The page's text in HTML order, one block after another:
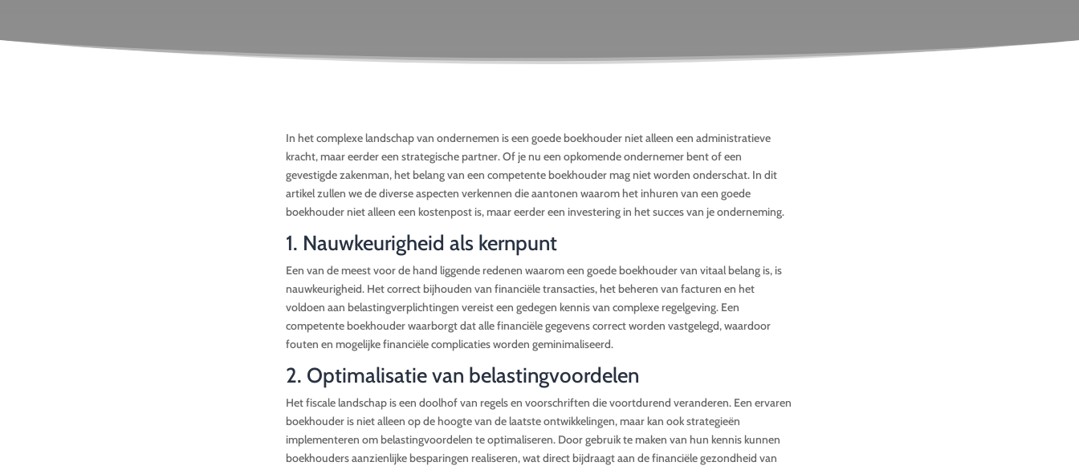
In het complexe landschap van ondernemen is een goede boekhouder niet alleen een administratieve
kracht, maar eerder een strategische partner. Of je nu een opkomende ondernemer bent of een
gevestigde zakenman, het belang van een competente boekhouder mag niet worden onderschat. In dit
artikel zullen we de diverse aspecten verkennen die aantonen waarom het inhuren van een goede
boekhouder niet alleen een kostenpost is, maar eerder een investering in het succes van je onderneming.
1. Nauwkeurigheid als kernpunt
Een van de meest voor de hand liggende redenen waarom een goede boekhouder van vitaal belang is, is
nauwkeurigheid. Het correct bijhouden van financiële transacties, het beheren van facturen en het
voldoen aan belastingverplichtingen vereist een gedegen kennis van complexe regelgeving. Een
competente boekhouder waarborgt dat alle financiële gegevens correct worden vastgelegd, waardoor
fouten en mogelijke financiële complicaties worden geminimaliseerd.
2. Optimalisatie van belastingvoordelen
Het fiscale landschap is een doolhof van regels en voorschriften die voortdurend veranderen. Een ervaren
boekhouder is niet alleen op de hoogte van de laatste ontwikkelingen, maar kan ook strategieën
implementeren om belastingvoordelen te optimaliseren. Door gebruik te maken van hun kennis kunnen
boekhouders aanzienlijke besparingen realiseren, wat direct bijdraagt aan de financiële gezondheid van